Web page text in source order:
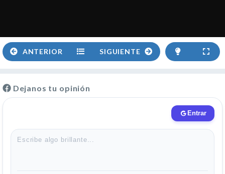
ANTERIOR SIGUIENTE
Dejanos tu opinión